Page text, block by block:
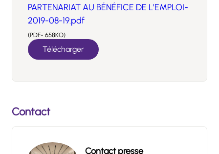
PARTENARIAT AU BÉNÉFICE DE L’EMPLOI-
2019-08-19.pdf
(PDF- 658KO)
Télécharger
Contact
Contact presse